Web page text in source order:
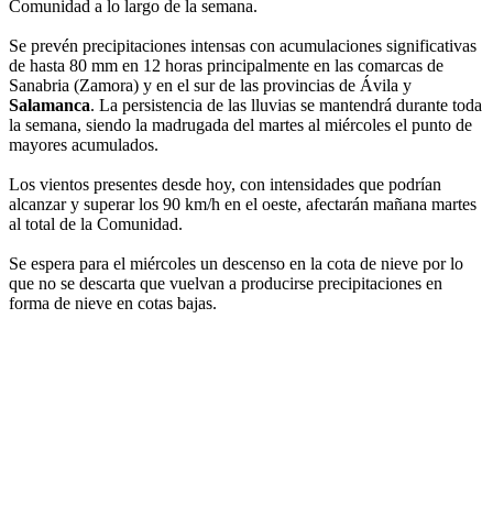
Comunidad a lo largo de la semana.
Se prevén precipitaciones intensas con acumulaciones significativas
de hasta 80 mm en 12 horas principalmente en las comarcas de
Sanabria (Zamora) y en el sur de las provincias de Ávila y
Salamanca. La persistencia de las lluvias se mantendrá durante toda
la semana, siendo la madrugada del martes al miércoles el punto de
mayores acumulados.
Los vientos presentes desde hoy, con intensidades que podrían
alcanzar y superar los 90 km/h en el oeste, afectarán mañana martes
al total de la Comunidad.
Se espera para el miércoles un descenso en la cota de nieve por lo
que no se descarta que vuelvan a producirse precipitaciones en
forma de nieve en cotas bajas.